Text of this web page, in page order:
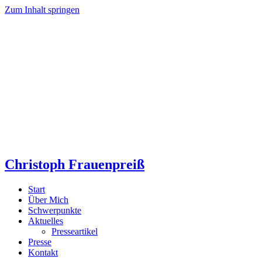
Zum Inhalt springen
Christoph Frauenpreiß
Start
Über Mich
Schwerpunkte
Aktuelles
Presseartikel
Presse
Kontakt